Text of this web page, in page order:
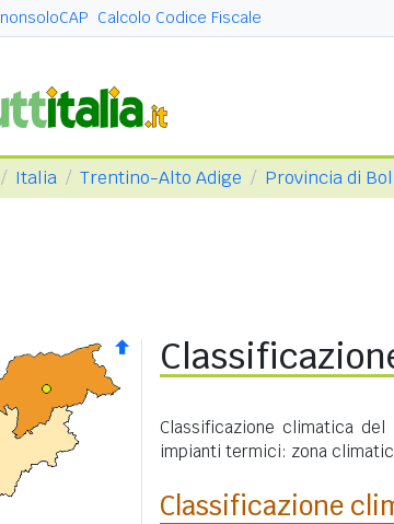
nonsoloCAP Calcolo Codice Fiscale
Italia Trentino-Alto Adige Provincia di
Classificazione climatica
impianti termici: zona
Classificazione